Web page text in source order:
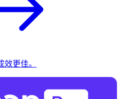
更佳。